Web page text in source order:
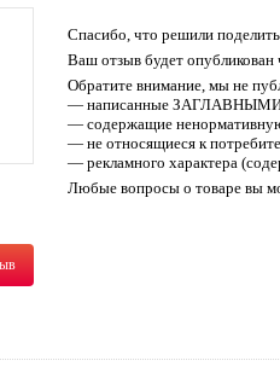
Спасибо, что решили
Ваш отзыв будет опубликован
Обратите внимание, мы не
— написанные ЗАГЛАВНЫМИ
— содержащие
— не относящиеся к
— рекламного характера
Любые вопросы о товаре вы